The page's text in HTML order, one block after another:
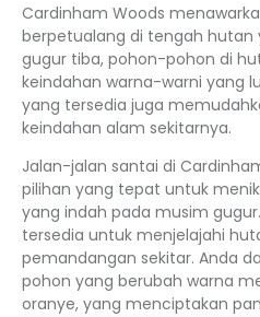
Cardinham Woods
berpetualang di tengah hutan
gugur tiba, pohon-pohon di
keindahan warna-warni yang
yang tersedia juga
keindahan alam sekitarnya.
Jalan-jalan santai di
pilihan yang tepat untuk
yang indah pada musim
tersedia untuk menjelajahi
pemandangan sekitar. Anda
pohon yang berubah warna
oranye, yang menciptakan